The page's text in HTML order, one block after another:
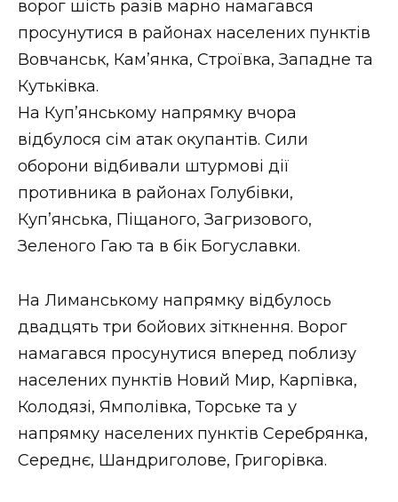
ворог шість разів марно намагався
просунутися в районах населених пунктів
Вовчанськ, Кам’янка, Строївка, Западне та
Кутьківка.
На Куп’янському напрямку вчора
відбулося сім атак окупантів. Сили
оборони відбивали штурмові дії
противника в районах Голубівки,
Куп’янська, Піщаного, Загризового,
Зеленого Гаю та в бік Богуславки.
На Лиманському напрямку відбулось
двадцять три бойових зіткнення. Ворог
намагався просунутися вперед поблизу
населених пунктів Новий Мир, Карпівка,
Колодязі, Ямполівка, Торське та у
напрямку населених пунктів Серебрянка,
Середнє, Шандриголове, Григорівка.